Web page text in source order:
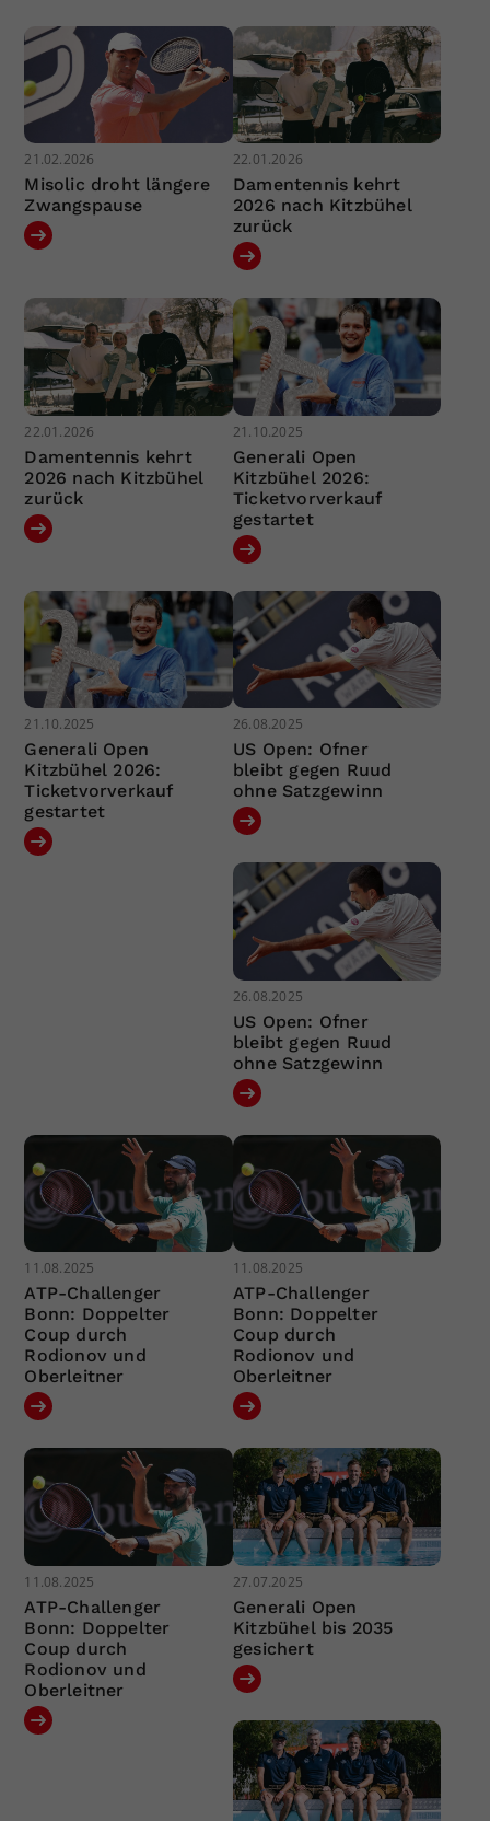
21.02.2026
Misolic droht längere
Zwangspause
22.01.2026
Damentennis kehrt
2026 nach Kitzbühel
zurück
22.01.2026
Damentennis kehrt
2026 nach Kitzbühel
zurück
21.10.2025
Generali Open
Kitzbühel 2026:
Ticketvorverkauf
gestartet
21.10.2025
Generali Open
Kitzbühel 2026:
Ticketvorverkauf
gestartet
26.08.2025
US Open: Ofner
bleibt gegen Ruud
ohne Satzgewinn
26.08.2025
US Open: Ofner
bleibt gegen Ruud
ohne Satzgewinn
11.08.2025
ATP-Challenger
Bonn: Doppelter
Coup durch
Rodionov und
Oberleitner
11.08.2025
ATP-Challenger
Bonn: Doppelter
Coup durch
Rodionov und
Oberleitner
11.08.2025
ATP-Challenger
Bonn: Doppelter
Coup durch
Rodionov und
Oberleitner
27.07.2025
Generali Open
Kitzbühel bis 2035
gesichert